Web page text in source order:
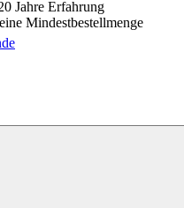
Jahre Erfahrung
Mindestbestellmenge